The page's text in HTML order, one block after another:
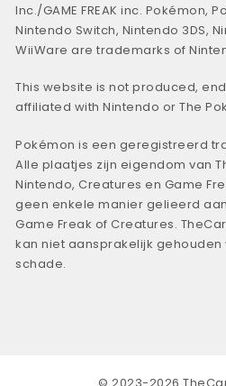
Inc./GAME FREAK inc. Pokémon,
Nintendo Switch, Nintendo 3DS,
WiiWare are trademarks of
This website is not produced,
affiliated with Nintendo or The
Pokémon is een geregistreerd
Alle plaatjes zijn eigendom van
Nintendo, Creatures en Game
geen enkele manier gelieerd
Game Freak of Creatures.
kan niet aansprakelijk
schade.
© 2023-2026